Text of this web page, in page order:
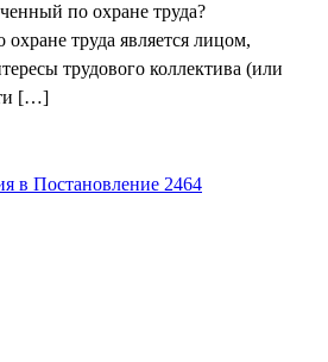
по охране труда?
труда является лицом,
трудового коллектива (или
[…]